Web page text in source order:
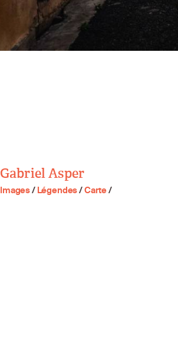
Gabriel Asper
Images/ Légendes/Carte/